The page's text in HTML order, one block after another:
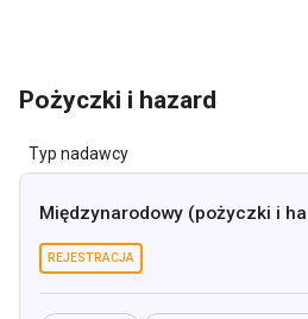
Pożyczki i hazard
Typ nadawcy
Międzynarodowy (pożyczki i
REJESTRACJA